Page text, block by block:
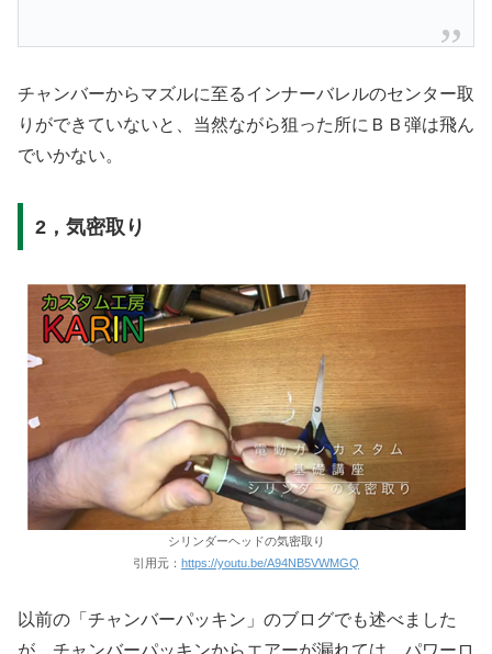
チャンバーからマズルに至るインナーバレルのセンター取
りができていないと、当然ながら狙った所にＢＢ弾は飛ん
でいかない。
2，気密取り
シリンダーヘッドの気密取り
引用元： https://youtu.be/A94NB5VWMGQ
以前の「チャンバーパッキン」のブログでも述べました